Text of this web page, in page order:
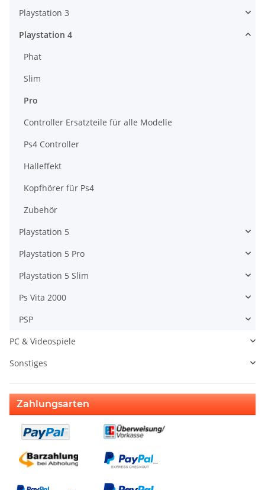
Playstation 3
Playstation 4
Phat
Slim
Pro
Controller Ersatzteile für alle Modelle
Ps4 Controller
Halleffekt
Kopfhörer für Ps4
Zubehör
Playstation 5
Playstation 5 Pro
Playstation 5 Slim
Ps Vita 2000
PSP
PC & Videospiele
Sonstiges
Zahlungsarten